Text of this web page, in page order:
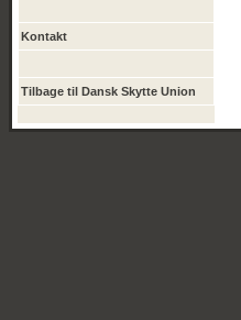
Kontakt
Tilbage til Dansk Skytte Union